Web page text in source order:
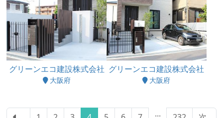
グリーンエコ建設株式会社
大阪府
グリーンエコ建設株式会社
大阪府
...